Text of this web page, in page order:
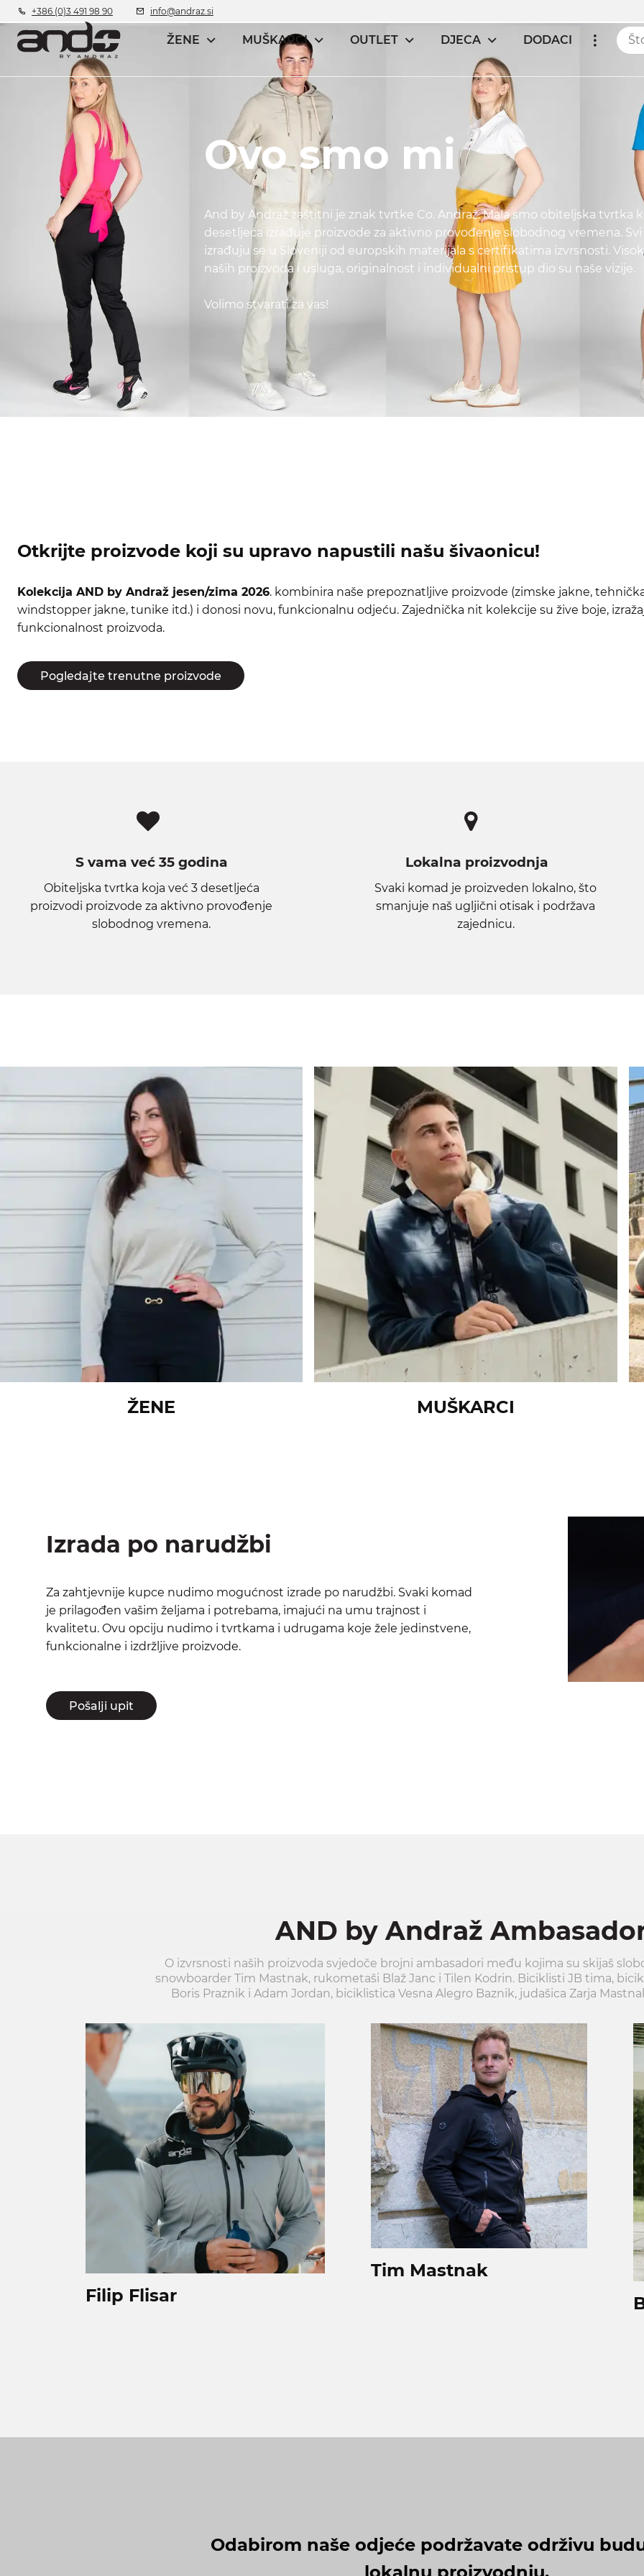
+386 (0)3 491 98 90 info@andraz.si
ŽENE MUŠKARCI OUTLET DJECA DODACI
Ovo smo mi
And by Andraž zaštitni je znak tvrtke Co. Andraž. Mala smo obiteljska tvrtka
desetljeća izrađuje proizvode za aktivno provođenje slobodnog vremena.
izrađuju se u Sloveniji od europskih materijala s certifikatima izvrsnosti.
naših proizvoda i usluga, originalnost i individualni pristup dio su naše vizije.
Volimo stvarati za vas!
Otkrijte proizvode koji su upravo napustili našu šivaonicu!
Kolekcija AND by Andraž jesen/zima 2026. kombinira naše prepoznatljive proizvode (zimske jakne,
windstopper jakne, tunike itd.) i donosi novu, funkcionalnu odjeću. Zajednička nit kolekcije su žive boje,
funkcionalnost proizvoda.
Pogledajte trenutne proizvode
S vama već 35 godina
Obiteljska tvrtka koja već 3 desetljeća
proizvodi proizvode za aktivno provođenje
slobodnog vremena.
Lokalna proizvodnja
Svaki komad je proizveden lokalno, što
smanjuje naš ugljični otisak i podržava
zajednicu.
ŽENE MUŠKARCI
Izrada po narudžbi
Za zahtjevnije kupce nudimo mogućnost izrade po narudžbi. Svaki komad
je prilagođen vašim željama i potrebama, imajući na umu trajnost i
kvalitetu. Ovu opciju nudimo i tvrtkama i udrugama koje žele jedinstvene,
funkcionalne i izdržljive proizvode.
Pošalji upit
AND by Andraž
O izvrsnosti naših proizvoda svjedoče brojni ambasadori među kojima su skijaš
snowboarder Tim Mastnak, rukometaši Blaž Janc i Tilen Kodrin. Biciklisti JB tima,
Boris Praznik i Adam Jordan, biciklistica Vesna Alegro Baznik, judašica Zarja
Filip Flisar
Tim Mastnak
Odabirom naše odjeće podržavate održivu